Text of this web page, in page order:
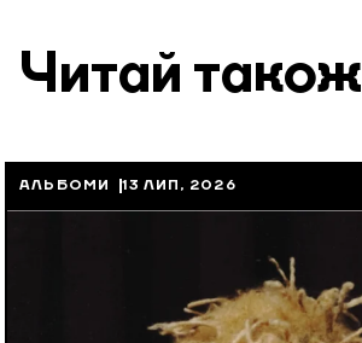
Читай також
АЛЬБОМИ 13 ЛИП, 2026